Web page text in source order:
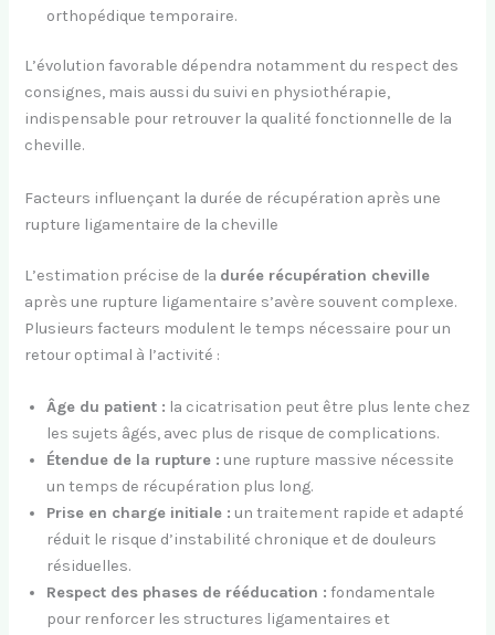
orthopédique temporaire.
L’évolution favorable dépendra notamment du respect des
consignes, mais aussi du suivi en physiothérapie,
indispensable pour retrouver la qualité fonctionnelle de la
cheville.
Facteurs influençant la durée de récupération après une
rupture ligamentaire de la cheville
L’estimation précise de la durée récupération cheville
après une rupture ligamentaire s’avère souvent complexe.
Plusieurs facteurs modulent le temps nécessaire pour un
retour optimal à l’activité :
Âge du patient : la cicatrisation peut être plus lente chez
les sujets âgés, avec plus de risque de complications.
Étendue de la rupture : une rupture massive nécessite
un temps de récupération plus long.
Prise en charge initiale : un traitement rapide et adapté
réduit le risque d’instabilité chronique et de douleurs
résiduelles.
Respect des phases de rééducation : fondamentale
pour renforcer les structures ligamentaires et